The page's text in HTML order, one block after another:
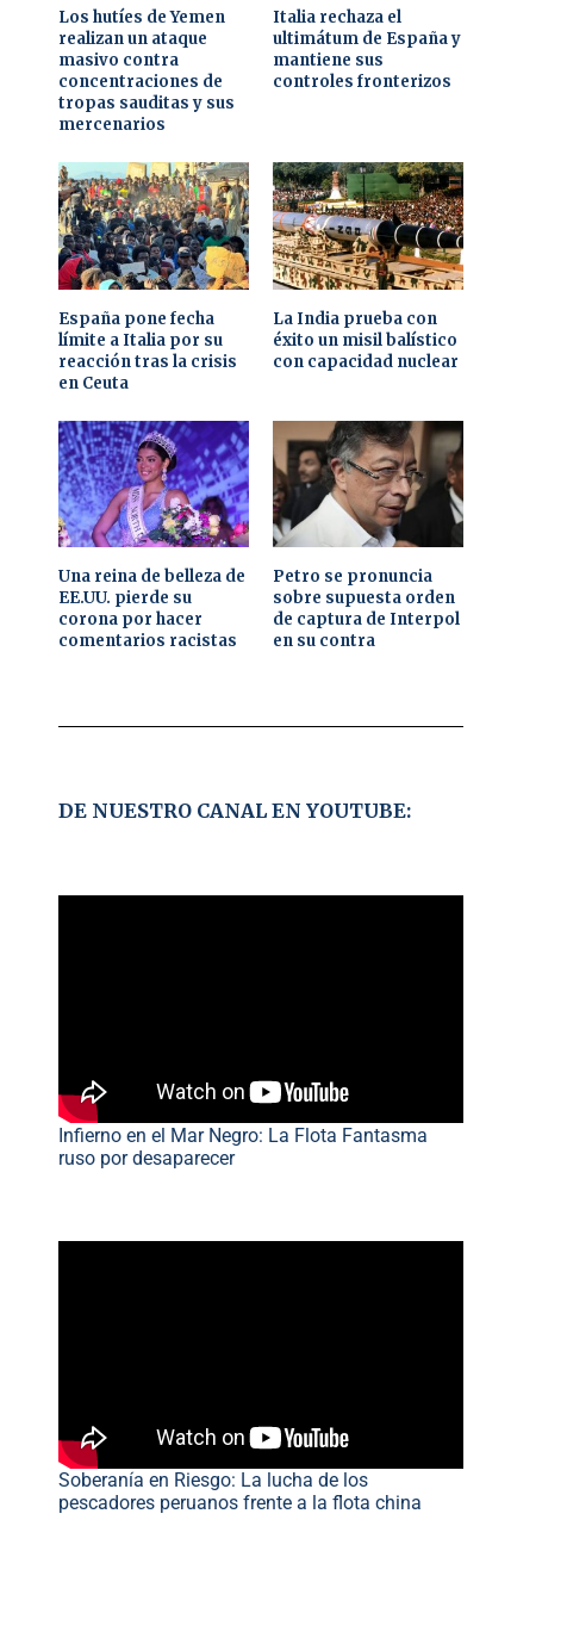
Los hutíes de Yemen
realizan un ataque
masivo contra
concentraciones de
tropas sauditas y sus
mercenarios
Italia rechaza el
ultimátum de España y
mantiene sus
controles fronterizos
España pone fecha
límite a Italia por su
reacción tras la crisis
en Ceuta
La India prueba con
éxito un misil balístico
con capacidad nuclear
Una reina de belleza de
EE.UU. pierde su
corona por hacer
comentarios racistas
Petro se pronuncia
sobre supuesta orden
de captura de Interpol
en su contra
DE NUESTRO CANAL EN YOUTUBE:
Infierno en el Mar Negro: La Flota Fantasma
ruso por desaparecer
Soberanía en Riesgo: La lucha de los
pescadores peruanos frente a la flota china